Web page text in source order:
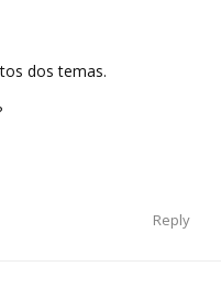
dos temas.
Reply